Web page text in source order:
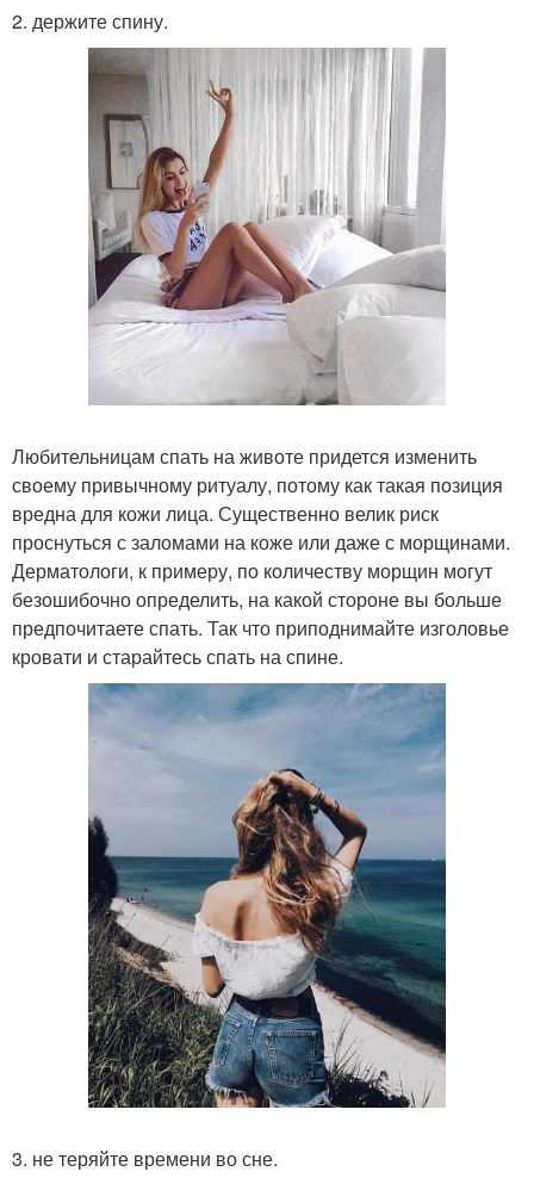
2. держите спину.
Любительницам спать на животе придется изменить
своему привычному ритуалу, потому как такая позиция
вредна для кожи лица. Существенно велик риск
проснуться с заломами на коже или даже с морщинами.
Дерматологи, к примеру, по количеству морщин могут
безошибочно определить, на какой стороне вы больше
предпочитаете спать. Так что приподнимайте изголовье
кровати и старайтесь спать на спине.
3. не теряйте времени во сне.